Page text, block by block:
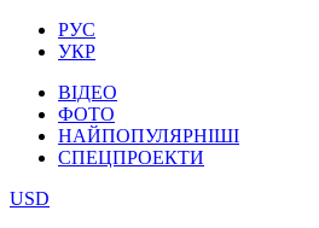
РУС
УКР
ВІДЕО
ФОТО
НАЙПОПУЛЯРНІШІ
СПЕЦПРОЕКТИ
USD